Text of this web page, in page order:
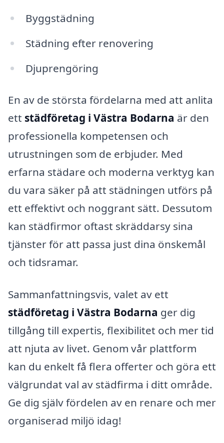
Byggstädning
Städning efter renovering
Djuprengöring
En av de största fördelarna med att anlita
ett städföretag i Västra Bodarna är den
professionella kompetensen och
utrustningen som de erbjuder. Med
erfarna städare och moderna verktyg kan
du vara säker på att städningen utförs på
ett effektivt och noggrant sätt. Dessutom
kan städfirmor oftast skräddarsy sina
tjänster för att passa just dina önskemål
och tidsramar.
Sammanfattningsvis, valet av ett
städföretag i Västra Bodarna ger dig
tillgång till expertis, flexibilitet och mer tid
att njuta av livet. Genom vår plattform
kan du enkelt få flera offerter och göra ett
välgrundat val av städfirma i ditt område.
Ge dig själv fördelen av en renare och mer
organiserad miljö idag!